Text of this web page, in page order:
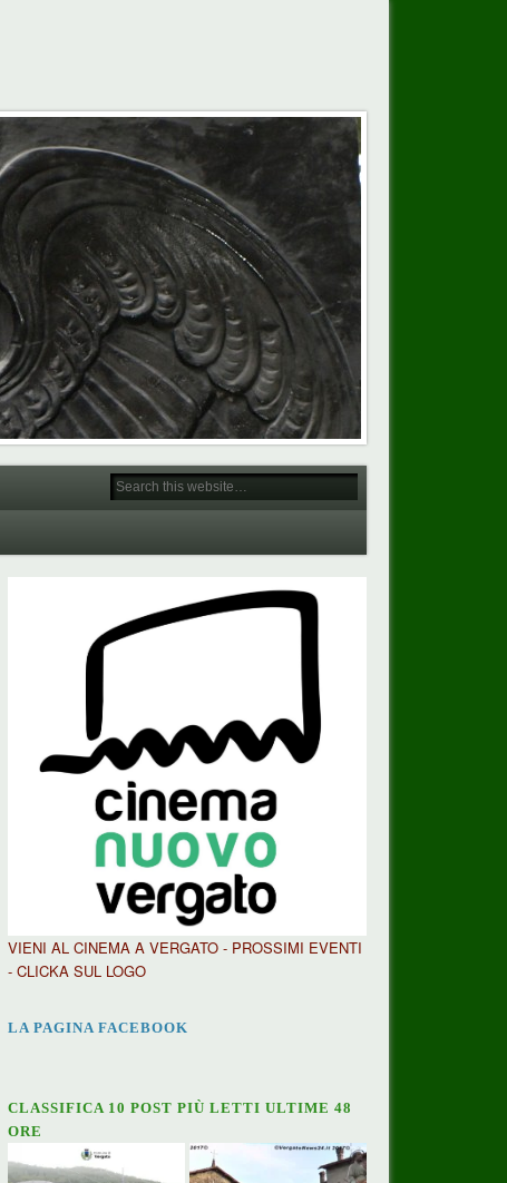
VIENI AL CINEMA A VERGATO - PROSSIMI EVENTI
- CLICKA SUL LOGO
LA PAGINA FACEBOOK
CLASSIFICA 10 POST PIÙ LETTI ULTIME 48
ORE